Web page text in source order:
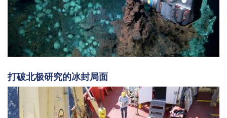
打破北极研究的冰封局面